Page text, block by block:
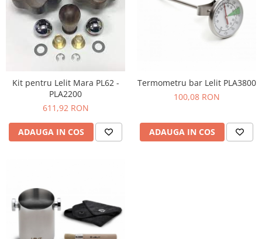
Kit pentru Lelit Mara PL62 -
PLA2200
611,92 RON
ADAUGA IN COS
Termometru bar Lelit PLA3800
100,08 RON
ADAUGA IN COS